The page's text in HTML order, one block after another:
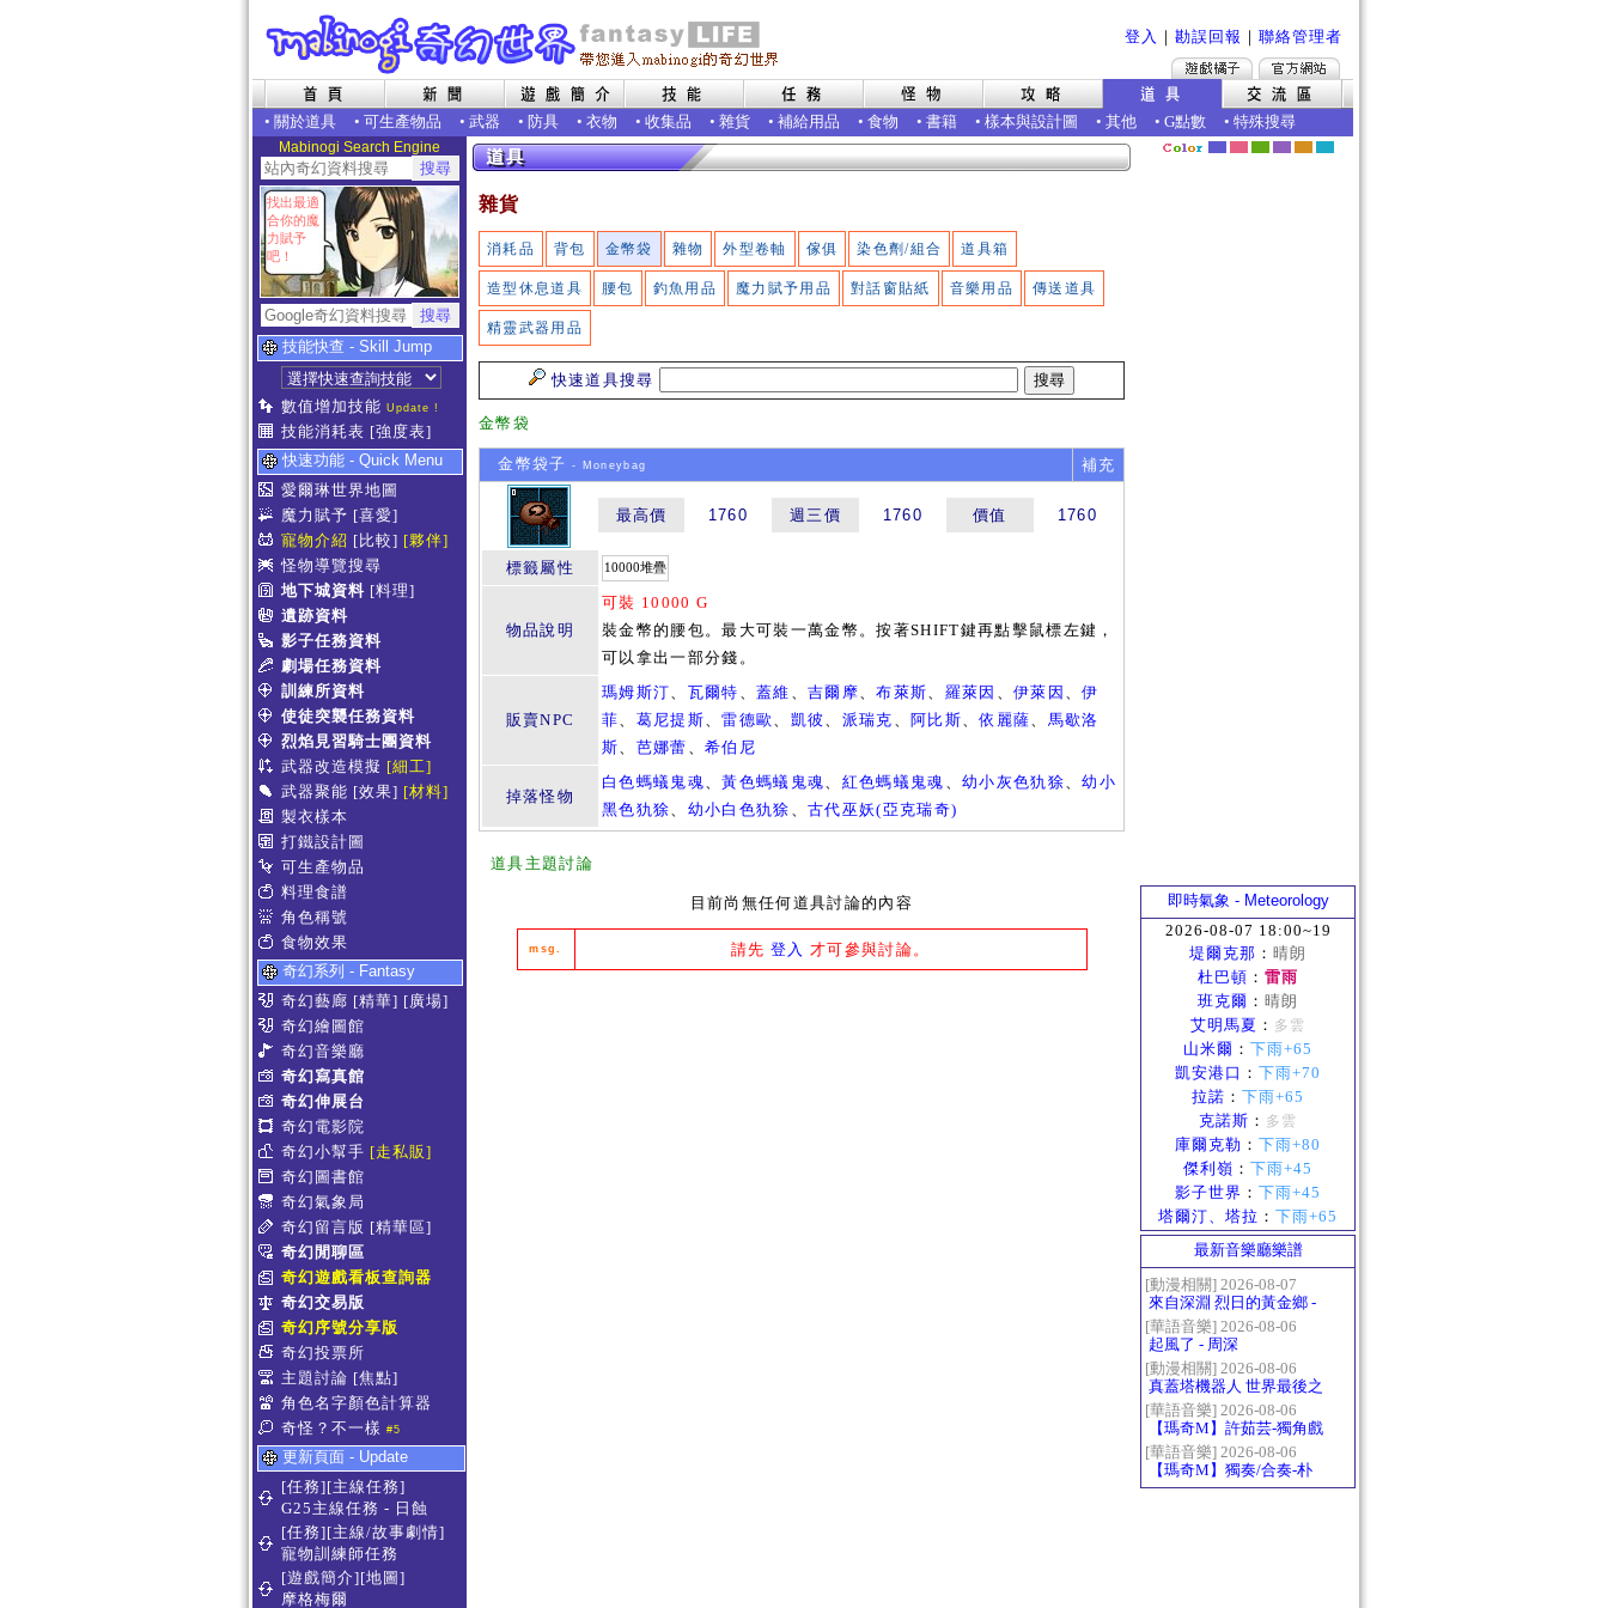
登入 ｜ 勘誤回報 ｜ 聯絡管理者
• 關於道具 • 可生產物品 • 武器 • 防具 • 衣物 • 收集品 • 雜貨 • 補給用品 • 食物 • 書籍 • 樣本與設計圖 • 其他 • G點數 • 特殊搜尋
Mabinogi Search Engine
找出最適
合你的魔
力賦予
吧！
技能快查 - Skill Jump
數值增加技能 Update !
技能消耗表 [強度表]
快速功能 - Quick Menu
愛爾琳世界地圖
魔力賦予 [喜愛]
寵物介紹 [比較] [夥伴]
怪物導覽搜尋
地下城資料 [料理]
遺跡資料
影子任務資料
劇場任務資料
訓練所資料
使徒突襲任務資料
烈焰見習騎士團資料
武器改造模擬 [細工]
武器聚能 [效果] [材料]
製衣樣本
打鐵設計圖
可生產物品
料理食譜
角色稱號
食物效果
奇幻系列 - Fantasy
奇幻藝廊 [精華] [廣場]
奇幻繪圖館
奇幻音樂廳
奇幻寫真館
奇幻伸展台
奇幻電影院
奇幻小幫手 [走私販]
奇幻圖書館
奇幻氣象局
奇幻留言版 [精華區]
奇幻閒聊區
奇幻遊戲看板查詢器
奇幻交易版
奇幻序號分享版
奇幻投票所
主題討論 [焦點]
角色名字顏色計算器
奇怪？不一樣 #5
更新頁面 - Update
[任務][主線任務]
G25主線任務 - 日蝕
[任務][主線/故事劇情]
寵物訓練師任務
[遊戲簡介][地圖]
摩格梅爾
雜貨
消耗品 背包 金幣袋 雜物 外型卷軸 傢俱 染色劑/組合 道具箱
造型休息道具 腰包 釣魚用品 魔力賦予用品 對話窗貼紙 音樂用品 傳送道具
精靈武器用品
快速道具搜尋
金幣袋
金幣袋子 - Moneybag 補充
最高價 1760 週三價 1760 價值 1760
標籤屬性 10000堆疊
物品說明
可裝 10000 G
裝金幣的腰包。最大可裝一萬金幣。按著SHIFT鍵再點擊鼠標左鍵，
可以拿出一部分錢。
販賣NPC
瑪姆斯汀、 瓦爾特 、蓋維 、吉爾摩、布萊斯、 羅萊因 、伊萊因 、伊
菲、 葛尼提斯、雷德歐 、 凱彼 、 派瑞克 、 阿比斯、依麗薩、 馬歇洛
斯、 芭娜蕾 、希伯尼
掉落怪物
白色螞蟻鬼魂、黃色螞蟻鬼魂、 紅色螞蟻鬼魂 、幼小灰色犰狳、幼小
黑色犰狳、 幼小白色犰狳 、古代巫妖(亞克瑞奇)
道具主題討論
目前尚無任何道具討論的內容
msg. 請先 登入 才可參與討論。
即時氣象 - Meteorology
2026-08-07 18:00~19
堤爾克那 ： 晴朗
杜巴頓 ： 雷雨
班克爾 ： 晴朗
艾明馬夏 ： 多雲
山米爾 ： 下雨+65
凱安港口 ： 下雨+70
拉諾 ： 下雨+65
克諾斯 ： 多雲
庫爾克勒 ： 下雨+80
傑利嶺 ： 下雨+45
影子世界 ： 下雨+45
塔爾汀、塔拉 ： 下雨+65
最新音樂廳樂譜
[動漫相關] 2026-08-07
來自深淵 烈日的黃金鄉 -
Gravity
[華語音樂] 2026-08-06
起風了 - 周深
[動漫相關] 2026-08-06
真蓋塔機器人 世界最後之
日OP2 HEATS
[華語音樂] 2026-08-06
【瑪奇M】許茹芸-獨角戲
[華語音樂] 2026-08-06
【瑪奇M】獨奏/合奏-朴
樹-那些花兒